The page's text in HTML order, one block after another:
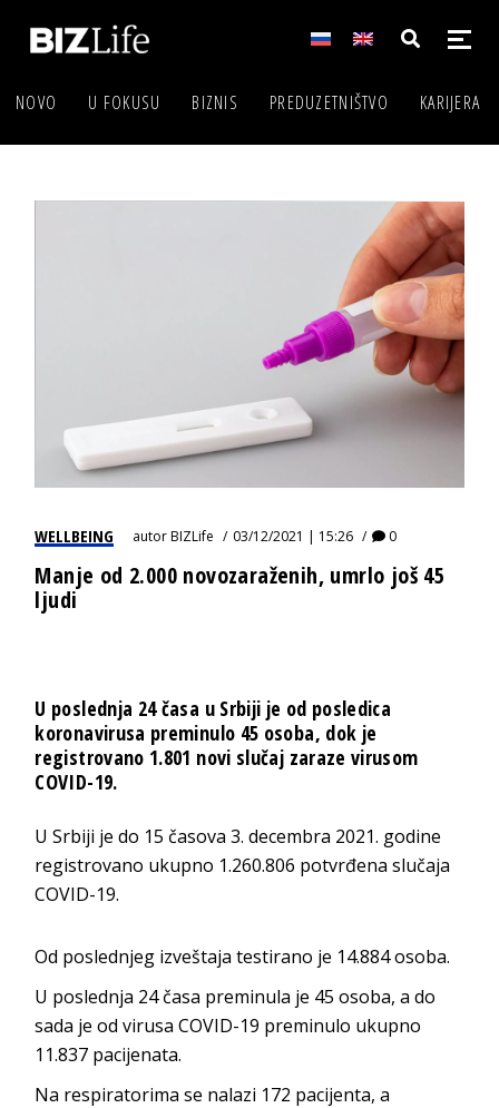
NOVO U FOKUSU BIZNIS PREDUZETNIŠTVO KARIJERA
WELLBEING autorBIZLife 03/12/2021 | 15:26 0
Manje od 2.000 novozaraženih, umrlo još 45
ljudi
U poslednja 24 časa u Srbiji je od posledica
koronavirusa preminulo 45 osoba, dok je
registrovano 1.801 novi slučaj zaraze virusom
COVID-19.
U Srbiji je do 15 časova 3. decembra 2021. godine
registrovano ukupno 1.260.806 potvrđena slučaja
COVID-19.
Od poslednjeg izveštaja testirano je 14.884 osoba.
U poslednja 24 časa preminula je 45 osoba, a do
sada je od virusa COVID-19 preminulo ukupno
11.837 pacijenata.
Na respiratorima se nalazi 172 pacijenta, a